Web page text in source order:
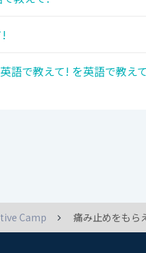
!
語で教えて! を英語で教え
Camp 痛み止めをもら